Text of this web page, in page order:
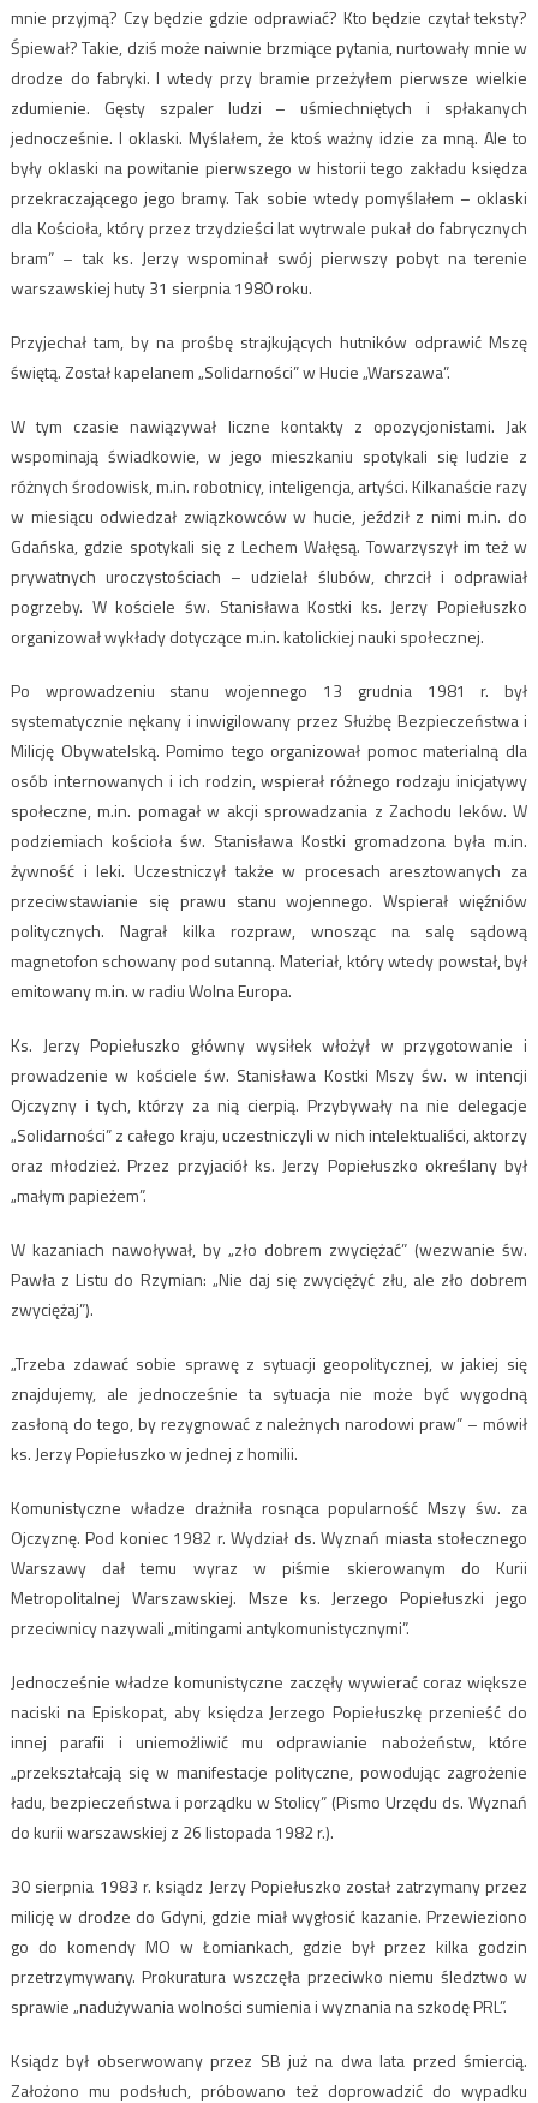
mnie przyjmą? Czy będzie gdzie odprawiać? Kto będzie czytał teksty?
Śpiewał? Takie, dziś może naiwnie brzmiące pytania, nurtowały mnie w
drodze do fabryki. I wtedy przy bramie przeżyłem pierwsze wielkie
zdumienie. Gęsty szpaler ludzi – uśmiechniętych i spłakanych
jednocześnie. I oklaski. Myślałem, że ktoś ważny idzie za mną. Ale to
były oklaski na powitanie pierwszego w historii tego zakładu księdza
przekraczającego jego bramy. Tak sobie wtedy pomyślałem – oklaski
dla Kościoła, który przez trzydzieści lat wytrwale pukał do fabrycznych
bram” – tak ks. Jerzy wspominał swój pierwszy pobyt na terenie
warszawskiej huty 31 sierpnia 1980 roku.
Przyjechał tam, by na prośbę strajkujących hutników odprawić Mszę
świętą. Został kapelanem „Solidarności” w Hucie „Warszawa”.
W tym czasie nawiązywał liczne kontakty z opozycjonistami. Jak
wspominają świadkowie, w jego mieszkaniu spotykali się ludzie z
różnych środowisk, m.in. robotnicy, inteligencja, artyści. Kilkanaście razy
w miesiącu odwiedzał związkowców w hucie, jeździł z nimi m.in. do
Gdańska, gdzie spotykali się z Lechem Wałęsą. Towarzyszył im też w
prywatnych uroczystościach – udzielał ślubów, chrzcił i odprawiał
pogrzeby. W kościele św. Stanisława Kostki ks. Jerzy Popiełuszko
organizował wykłady dotyczące m.in. katolickiej nauki społecznej.
Po wprowadzeniu stanu wojennego 13 grudnia 1981 r. był
systematycznie nękany i inwigilowany przez Służbę Bezpieczeństwa i
Milicję Obywatelską. Pomimo tego organizował pomoc materialną dla
osób internowanych i ich rodzin, wspierał różnego rodzaju inicjatywy
społeczne, m.in. pomagał w akcji sprowadzania z Zachodu leków. W
podziemiach kościoła św. Stanisława Kostki gromadzona była m.in.
żywność i leki. Uczestniczył także w procesach aresztowanych za
przeciwstawianie się prawu stanu wojennego. Wspierał więźniów
politycznych. Nagrał kilka rozpraw, wnosząc na salę sądową
magnetofon schowany pod sutanną. Materiał, który wtedy powstał, był
emitowany m.in. w radiu Wolna Europa.
Ks. Jerzy Popiełuszko główny wysiłek włożył w przygotowanie i
prowadzenie w kościele św. Stanisława Kostki Mszy św. w intencji
Ojczyzny i tych, którzy za nią cierpią. Przybywały na nie delegacje
„Solidarności” z całego kraju, uczestniczyli w nich intelektualiści, aktorzy
oraz młodzież. Przez przyjaciół ks. Jerzy Popiełuszko określany był
„małym papieżem”.
W kazaniach nawoływał, by „zło dobrem zwyciężać” (wezwanie św.
Pawła z Listu do Rzymian: „Nie daj się zwyciężyć złu, ale zło dobrem
zwyciężaj”).
„Trzeba zdawać sobie sprawę z sytuacji geopolitycznej, w jakiej się
znajdujemy, ale jednocześnie ta sytuacja nie może być wygodną
zasłoną do tego, by rezygnować z należnych narodowi praw” – mówił
ks. Jerzy Popiełuszko w jednej z homilii.
Komunistyczne władze drażniła rosnąca popularność Mszy św. za
Ojczyznę. Pod koniec 1982 r. Wydział ds. Wyznań miasta stołecznego
Warszawy dał temu wyraz w piśmie skierowanym do Kurii
Metropolitalnej Warszawskiej. Msze ks. Jerzego Popiełuszki jego
przeciwnicy nazywali „mitingami antykomunistycznymi”.
Jednocześnie władze komunistyczne zaczęły wywierać coraz większe
naciski na Episkopat, aby księdza Jerzego Popiełuszkę przenieść do
innej parafii i uniemożliwić mu odprawianie nabożeństw, które
„przekształcają się w manifestacje polityczne, powodując zagrożenie
ładu, bezpieczeństwa i porządku w Stolicy” (Pismo Urzędu ds. Wyznań
do kurii warszawskiej z 26 listopada 1982 r.).
30 sierpnia 1983 r. ksiądz Jerzy Popiełuszko został zatrzymany przez
milicję w drodze do Gdyni, gdzie miał wygłosić kazanie. Przewieziono
go do komendy MO w Łomiankach, gdzie był przez kilka godzin
przetrzymywany. Prokuratura wszczęła przeciwko niemu śledztwo w
sprawie „nadużywania wolności sumienia i wyznania na szkodę PRL”.
Ksiądz był obserwowany przez SB już na dwa lata przed śmiercią.
Założono mu podsłuch, próbowano też doprowadzić do wypadku